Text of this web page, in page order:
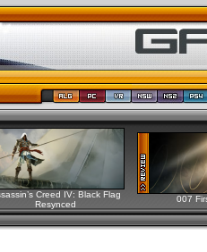
Creed IV: Black Flag
Resynced
007